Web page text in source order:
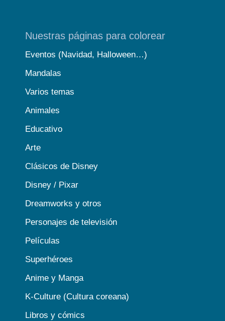
Nuestras páginas para colorear
Eventos (Navidad, Halloween…)
Mandalas
Varios temas
Animales
Educativo
Arte
Clásicos de Disney
Disney / Pixar
Dreamworks y otros
Personajes de televisión
Películas
Superhéroes
Anime y Manga
K-Culture (Cultura coreana)
Libros y cómics